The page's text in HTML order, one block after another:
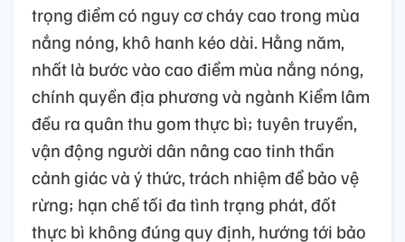
trọng điểm có nguy cơ cháy cao trong mùa
nắng nóng, khô hanh kéo dài. Hằng năm,
nhất là bước vào cao điểm mùa nắng nóng,
chính quyền địa phương và ngành Kiểm lâm
đều ra quân thu gom thực bì; tuyên truyền,
vận động người dân nâng cao tinh thần
cảnh giác và ý thức, trách nhiệm để bảo vệ
rừng; hạn chế tối đa tình trạng phát, đốt
thực bì không đúng quy định, hướng tới bảo